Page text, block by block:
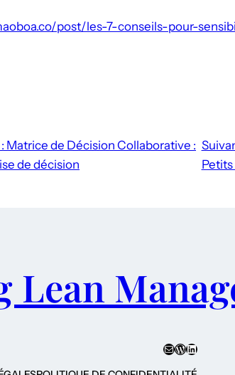
post/les-7-conseils-pour-
Matrice de Décision Collaborative :
de décision
Lean
E-mailWordPress
LinkedIn